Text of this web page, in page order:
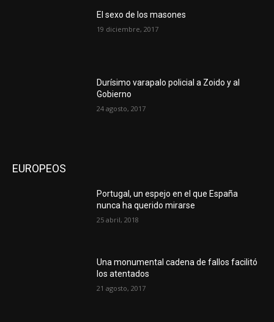
El sexo de los masones
19 diciembre, 2017
Durísimo varapalo policial a Zoido y al
Gobierno
24 agosto, 2017
EUROPEOS
Portugal, un espejo en el que España
nunca ha querido mirarse
25 abril, 2018
Una monumental cadena de fallos facilitó
los atentados
21 agosto, 2017